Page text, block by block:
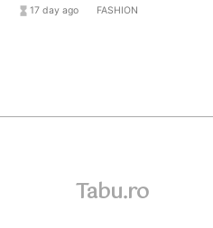
hourglass_full 17 day ago FASHION
Tabu.ro